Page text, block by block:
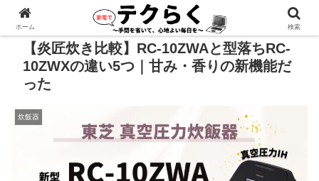
広告あり
【炎匠炊き比較】RC-10ZWAと型落ちRC-
10ZWXの違い5つ｜甘み・香りの新機能だ
った
炊飯器
ホーム 検索